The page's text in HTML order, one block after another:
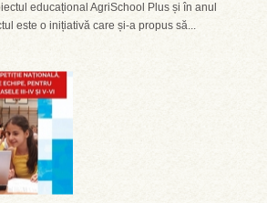
educațional AgriSchool Plus și în anul
este o inițiativă care și-a propus să...